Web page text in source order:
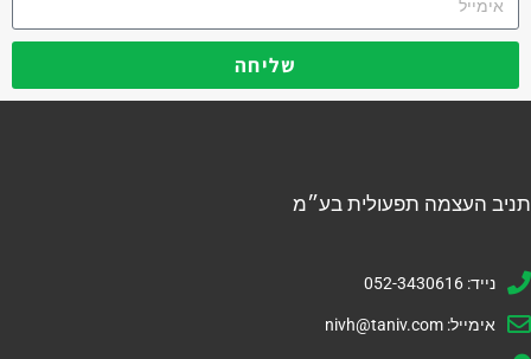
שליחה
תניב העצמה תפעולית בע״מ
נייד: 052-3430616
אימייל: nivh@taniv.com